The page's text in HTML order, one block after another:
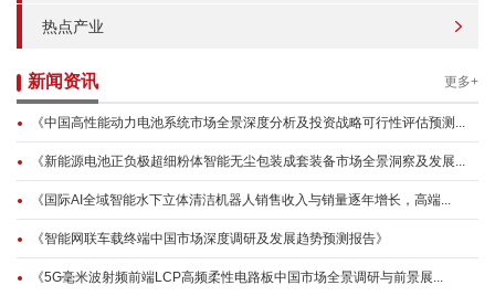
热点产业
新闻资讯 更多+
《中国高性能动力电池系统市场全景深度分析及投资战略可行性评估预测...
《新能源电池正负极超细粉体智能无尘包装成套装备市场全景洞察及发展...
《国际AI全域智能水下立体清洁机器人销售收入与销量逐年增长，高端...
《智能网联车载终端中国市场深度调研及发展趋势预测报告》
《5G毫米波射频前端LCP高频柔性电路板中国市场全景调研与前景展...